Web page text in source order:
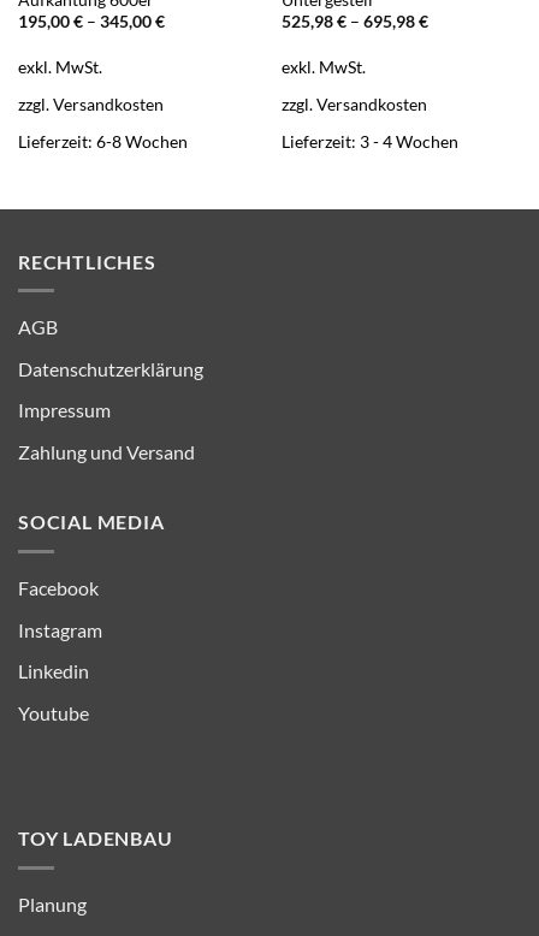
195,00€– 345,00€
exkl. MwSt.
zzgl.Versandkosten
Lieferzeit: 6-8 Wochen
525,98€– 695,98€
exkl. MwSt.
zzgl.Versandkosten
Lieferzeit: 3 - 4 Wochen
RECHTLICHES
AGB
Datenschutzerklärung
Impressum
Zahlung und Versand
SOCIAL MEDIA
Facebook
Instagram
Linkedin
Youtube
TOY LADENBAU
Planung